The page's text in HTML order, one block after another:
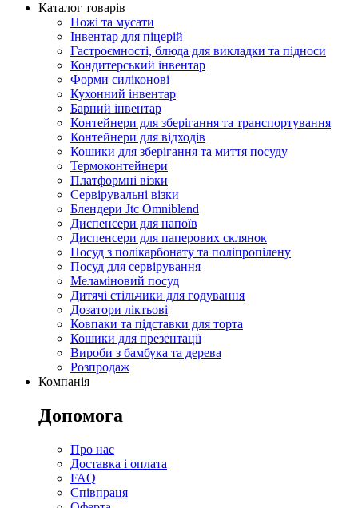
Каталог товарів
Ножі та мусати
Інвентар для піцерій
Гастроємності, блюда для викладки та підноси
Кондитерський інвентар
Форми силіконові
Кухонний інвентар
Барний інвентар
Контейнери для зберігання та транспортування
Контейнери для відходів
Кошики для зберігання та миття посуду
Термоконтейнери
Платформні візки
Сервірувальні візки
Блендери Jtc Omniblend
Диспенсери для напоїв
Диспенсери для паперових склянок
Посуд з полікарбонату та поліпропілену
Посуд для сервірування
Меламіновий посуд
Дитячі стільчики для годування
Дозатори ліктьові
Ковпаки та підставки для торта
Кошики для презентації
Вироби з бамбука та дерева
Розпродаж
Компанія
Допомога
Про нас
Доставка і оплата
FAQ
Співпраця